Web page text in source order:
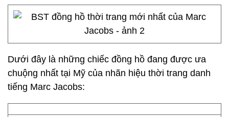
Dưới đây là những chiếc đồng hồ đang được ưa
chuộng nhất tại Mỹ của nhãn hiệu thời trang danh
tiếng Marc Jacobs: